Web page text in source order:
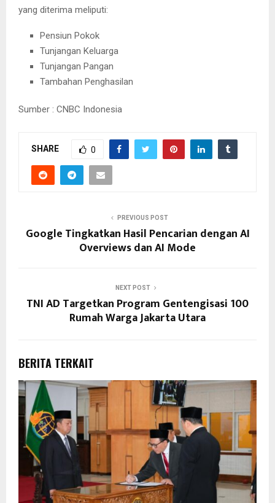
yang diterima meliputi:
Pensiun Pokok
Tunjangan Keluarga
Tunjangan Pangan
Tambahan Penghasilan
Sumber : CNBC Indonesia
SHARE 0
PREVIOUS POST
Google Tingkatkan Hasil Pencarian dengan AI
Overviews dan AI Mode
NEXT POST
TNI AD Targetkan Program Gentengisasi 100
Rumah Warga Jakarta Utara
BERITA TERKAIT